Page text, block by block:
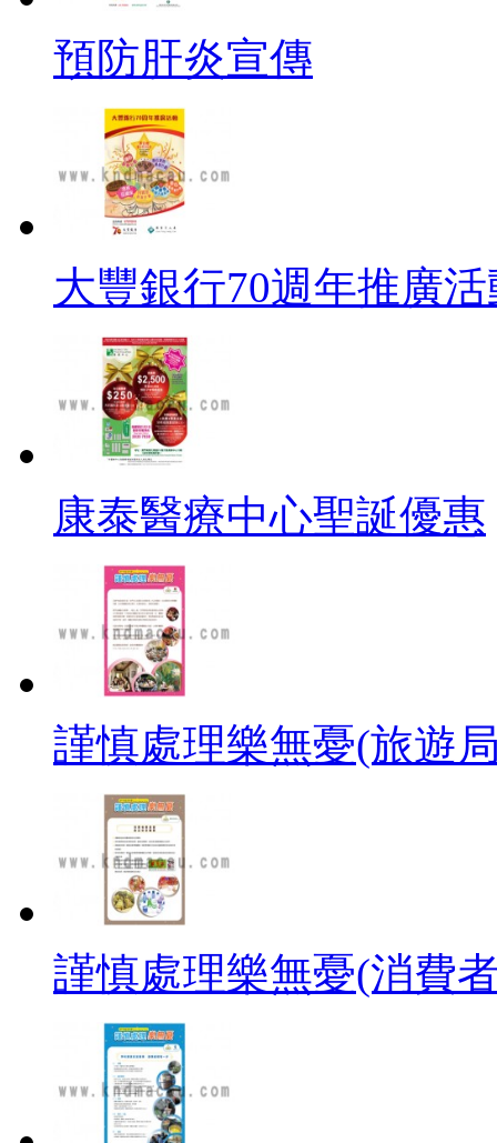
預防肝炎宣傳
大豐銀行70週年推廣
康泰醫療中心聖誕優惠
謹慎處理樂無憂(旅遊
謹慎處理樂無憂(消費